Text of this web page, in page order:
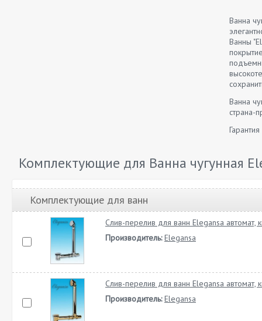
Ванна
Ванны
Ванна
страна-
Комплектующие для Ванна чугунная
Комплектующие для ванн
Слив-перелив для ванн Elegansa автомат,
Производитель: Elegansa
Слив-перелив для ванн Elegansa автомат,
Производитель: Elegansa